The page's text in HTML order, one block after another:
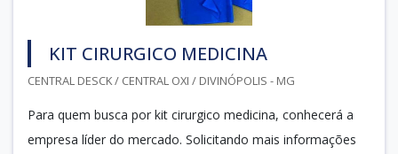
KIT CIRURGICO MEDICINA
CENTRAL DESCK / CENTRAL OXI / DIVINÓPOLIS - MG
Para quem busca por kit cirurgico medicina, conhecerá a
empresa líder do mercado. Solicitando mais informações